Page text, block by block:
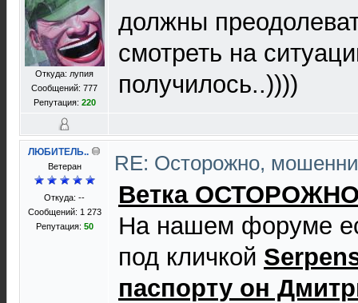
Откуда: лупия
Сообщений: 777
Репутация: 220
должны
смотреть на
получилось..))))
ЛЮБИТЕЛЬ..
Ветеран
Откуда: --
Сообщений: 1 273
Репутация: 50
RE: Осторожно,
Ветка
На нашем форуме
под кличкой
паспорту он